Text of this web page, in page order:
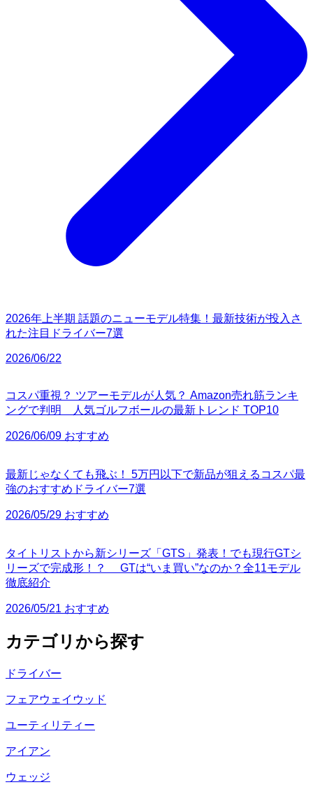
2026年上半期 話題のニューモデル特集！最新技術が投入さ
れた注目ドライバー7選
2026/06/22
コスパ重視？ ツアーモデルが人気？ Amazon売れ筋ランキ
ングで判明 人気ゴルフボールの最新トレンド TOP10
2026/06/09 おすすめ
最新じゃなくても飛ぶ！ 5万円以下で新品が狙えるコスパ最
強のおすすめドライバー7選
2026/05/29 おすすめ
タイトリストから新シリーズ「GTS」発表！でも現行GTシ
リーズで完成形！？ GTは“いま買い”なのか？全11モデル
徹底紹介
2026/05/21 おすすめ
カテゴリから探す
ドライバー
フェアウェイウッド
ユーティリティー
アイアン
ウェッジ